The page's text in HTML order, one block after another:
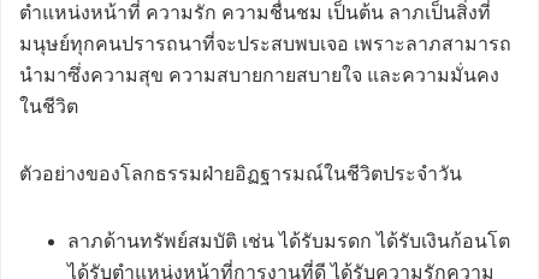
ตำแหน่งหน้าที่ ความรัก ความชื่นชม เป็นต้น ลาภเป็นสิ่งที่
มนุษย์ทุกคนปรารถนาที่จะประสบพบเจอ เพราะลาภสามารถ
นำมาซึ่งความสุข ความสบายกายสบายใจ และความมั่นคง
ในชีวิต
ตัวอย่างของโลกธรรมฝ่ายอิฏฐารมณ์ในชีวิตประจำวัน
ลาภด้านทรัพย์สมบัติ เช่น ได้รับมรดก ได้รับเงินก้อนโต
ได้รับตำแหน่งหน้าที่การงานที่ดี ได้รับความรักความ